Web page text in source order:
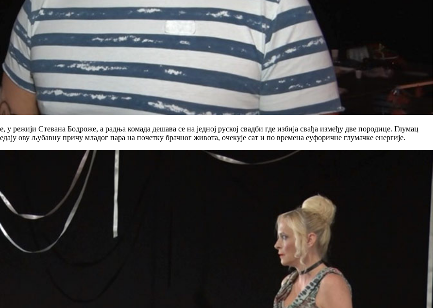
у режији Стевана Бодроже, а радња комада дешава се на једној руској свадби где избија свађа између две породице. Глумац
ову љубавну причу младог пара на почетку брачног живота, очекује сат и по времена еуфоричне глумачке енергије.